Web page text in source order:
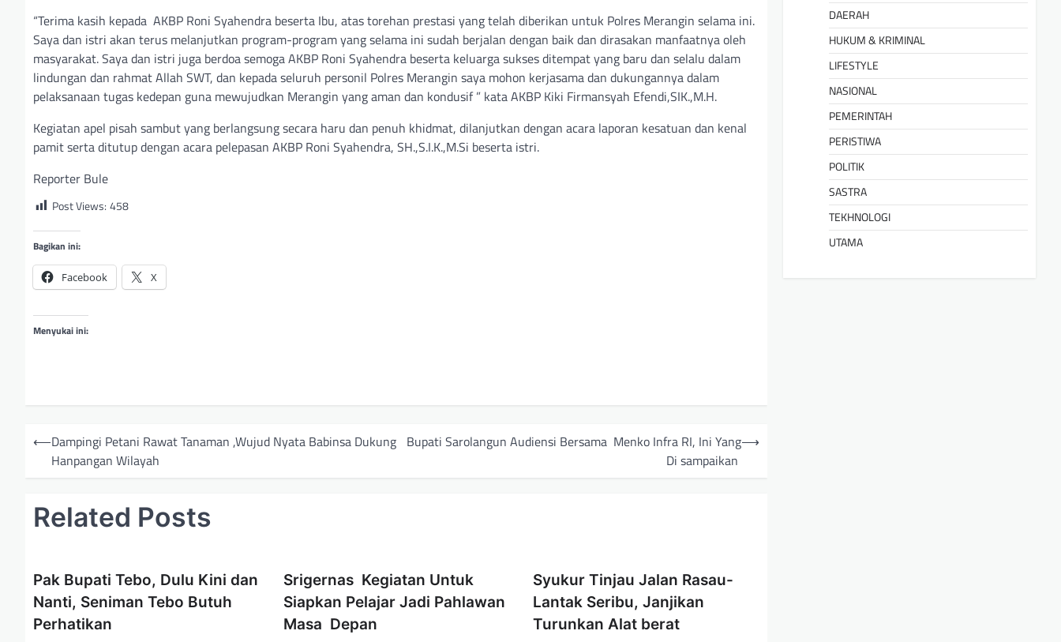
“Terima kasih kepada AKBP Roni Syahendra beserta Ibu, atas torehan prestasi yang telah diberikan untuk Polres Merangin selama ini.
Saya dan istri akan terus melanjutkan program-program yang selama ini sudah berjalan dengan baik dan dirasakan manfaatnya oleh
masyarakat. Saya dan istri juga berdoa semoga AKBP Roni Syahendra beserta keluarga sukses ditempat yang baru dan selalu dalam
lindungan dan rahmat Allah SWT, dan kepada seluruh personil Polres Merangin saya mohon kerjasama dan dukungannya dalam
pelaksanaan tugas kedepan guna mewujudkan Merangin yang aman dan kondusif ” kata AKBP Kiki Firmansyah Efendi,SIK.,M.H.
Kegiatan apel pisah sambut yang berlangsung secara haru dan penuh khidmat, dilanjutkan dengan acara laporan kesatuan dan kenal
pamit serta ditutup dengan acara pelepasan AKBP Roni Syahendra, SH.,S.I.K.,M.Si beserta istri.
Reporter Bule
Post Views: 458
Bagikan ini:
Facebook X
Menyukai ini:
N
v
⟵Dampingi Petani Rawat Tanaman ,Wujud Nyata Babinsa Dukung
Hanpangan Wilayah
Bupati Sarolangun Audiensi Bersama Menko Infra RI, Ini Yang
Di sampaikan
⟶
Related Posts
Pak Bupati Tebo, Dulu Kini dan
Nanti, Seniman Tebo Butuh
Perhatikan
Srigernas Kegiatan Untuk
Siapkan Pelajar Jadi Pahlawan
Masa Depan
Syukur Tinjau Jalan Rasau-
Lantak Seribu, Janjikan
Turunkan Alat berat
DAERAH
HUKUM & KRIMINAL
LIFESTYLE
NASIONAL
PEMERINTAH
PERISTIWA
POLITIK
SASTRA
TEKHNOLOGI
UTAMA